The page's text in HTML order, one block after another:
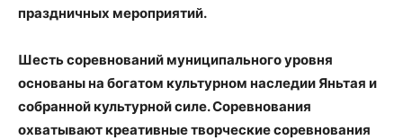
праздничных мероприятий.
Шесть соревнований муниципального уровня
основаны на богатом культурном наследии Яньтая и
собранной культурной силе. Соревнования
охватывают креативные творческие соревнования